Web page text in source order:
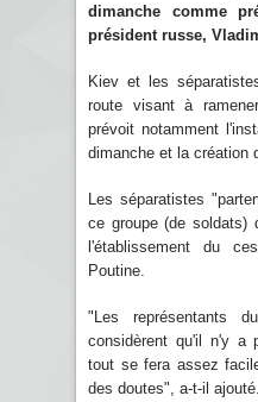
dimanche comme
président russe,
Kiev et les
route visant à
prévoit notamment
dimanche et la création
Les séparatistes
ce groupe (de soldats)
l'établissement du
Poutine.
"Les représentants
considèrent qu'il n'y a
tout se fera assez
des doutes", a-t-il ajouté.